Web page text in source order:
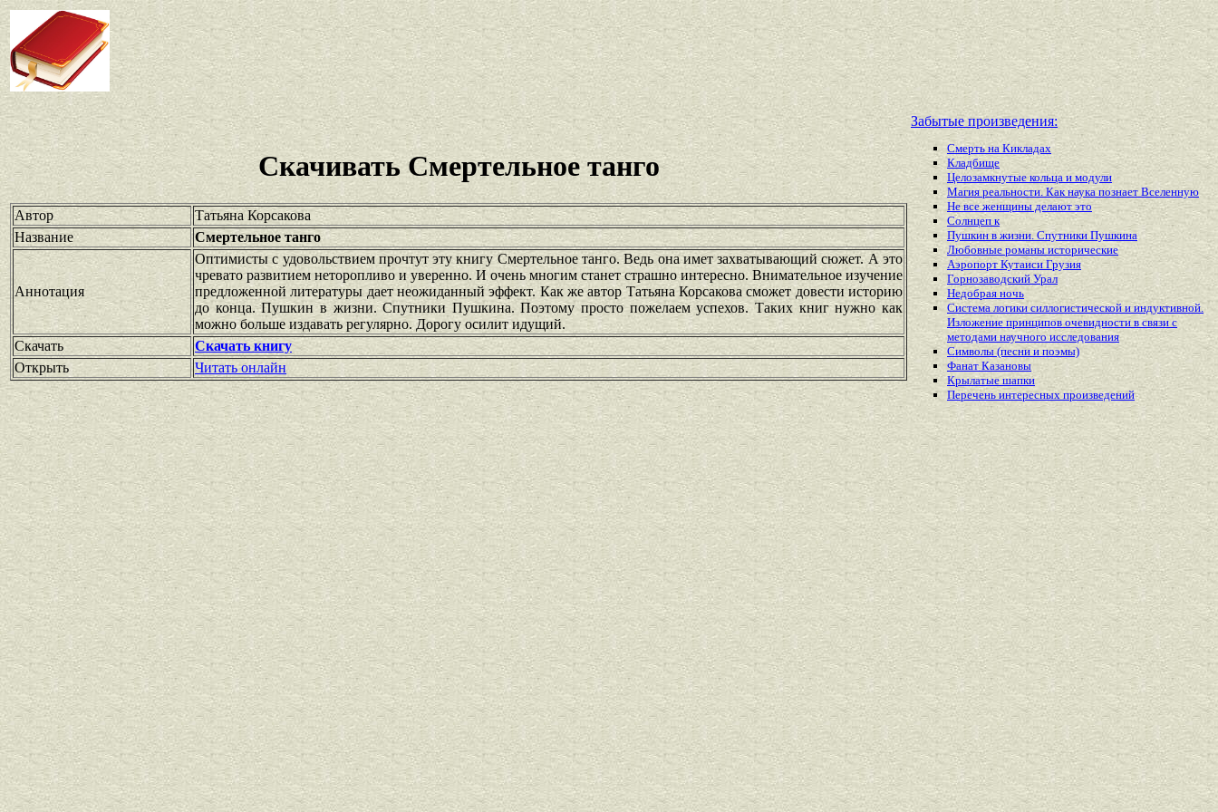
Скачивать Смертельное танго
Автор
Татьяна Корсакова
Название
Смертельное танго
Аннотация
Оптимисты с удовольствием прочтут эту книгу Смертельное танго. Ведь она имет захватывающий сюжет. А это
чревато развитием неторопливо и уверенно. И очень многим станет страшно интересно. Внимательное изучение
предложенной литературы дает неожиданный эффект. Как же автор Татьяна Корсакова сможет довести историю
до конца. Пушкин в жизни. Спутники Пушкина. Поэтому просто пожелаем успехов. Таких книг нужно как
можно больше издавать регулярно. Дорогу осилит идущий.
Скачать
Скачать книгу
Открыть
Читать онлайн
Забытые произведения:
Смерть на Кикладах
Кладбище
Целозамкнутые кольца и модули
Магия реальности. Как наука познает Вселенную
Не все женщины делают это
Солнцеп к
Пушкин в жизни. Спутники Пушкина
Любовные романы исторические
Аэропорт Кутаиси Грузия
Горнозаводский Урал
Недобрая ночь
Система логики силлогистической и индуктивной.
Изложение принципов очевидности в связи с
методами научного исследования
Символы (песни и поэмы)
Фанат Казановы
Крылатые шапки
Перечень интересныхпроизведений